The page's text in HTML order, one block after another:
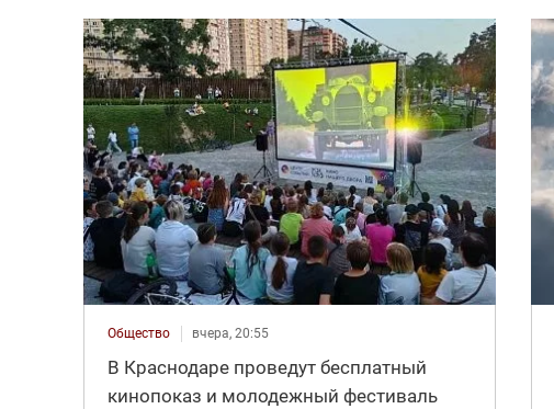
Общество вчера, 20:55
В Краснодаре проведут бесплатный
кинопоказ и молодежный фестиваль